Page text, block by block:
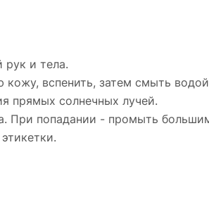
рук и тела.
вспенить, затем смыть
прямых солнечных лучей.
При попадании - промыть